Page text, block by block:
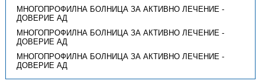
МНОГОПРОФИЛНА БОЛНИЦА ЗА АКТИВНО ЛЕЧЕНИЕ -
ДОВЕРИЕ АД
МНОГОПРОФИЛНА БОЛНИЦА ЗА АКТИВНО ЛЕЧЕНИЕ -
ДОВЕРИЕ АД
МНОГОПРОФИЛНА БОЛНИЦА ЗА АКТИВНО ЛЕЧЕНИЕ -
ДОВЕРИЕ АД